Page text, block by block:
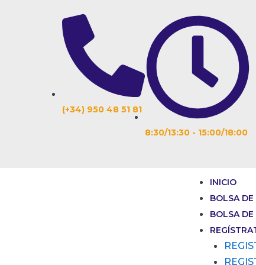
(+34) 950 48 51 81
8:30/13:30 - 15:00/18:00
INICIO
BOLSA DE
BOLSA
de
entradas